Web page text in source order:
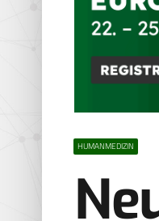
HUMANMEDIZIN